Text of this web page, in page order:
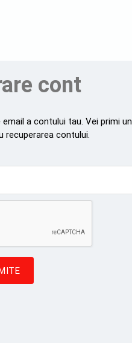
cont
a contului tau. Vei primi un
recuperarea contului.